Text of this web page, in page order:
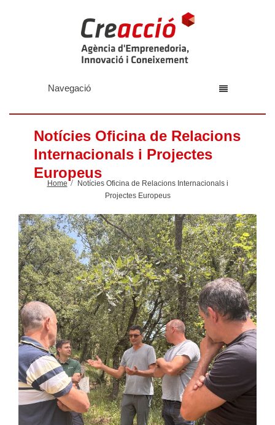
Navegació
Notícies Oficina de Relacions
Internacionals i Projectes
Europeus
Home
Notícies Oficina de Relacions Internacionals i
Projectes Europeus